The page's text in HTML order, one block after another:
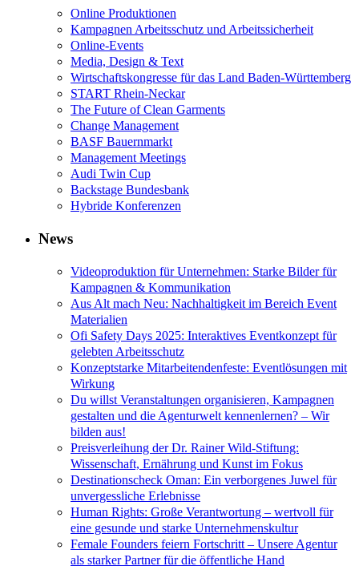
Online Produktionen
Kampagnen Arbeitsschutz und Arbeitssicherheit
Online-Events
Media, Design & Text
Wirtschaftskongresse für das Land Baden-Württemberg
START Rhein-Neckar
The Future of Clean Garments
Change Management
BASF Bauernmarkt
Management Meetings
Audi Twin Cup
Backstage Bundesbank
Hybride Konferenzen
News
Videoproduktion für Unternehmen: Starke Bilder für
Kampagnen & Kommunikation
Aus Alt mach Neu: Nachhaltigkeit im Bereich Event
Materialien
Ofi Safety Days 2025: Interaktives Eventkonzept für
gelebten Arbeitsschutz
Konzeptstarke Mitarbeitendenfeste: Eventlösungen mit
Wirkung
Du willst Veranstaltungen organisieren, Kampagnen
gestalten und die Agenturwelt kennenlernen? – Wir
bilden aus!
Preisverleihung der Dr. Rainer Wild-Stiftung:
Wissenschaft, Ernährung und Kunst im Fokus
Destinationscheck Oman: Ein verborgenes Juwel für
unvergessliche Erlebnisse
Human Rights: Große Verantwortung – wertvoll für
eine gesunde und starke Unternehmenskultur
Female Founders feiern Fortschritt – Unsere Agentur
als starker Partner für die öffentliche Hand